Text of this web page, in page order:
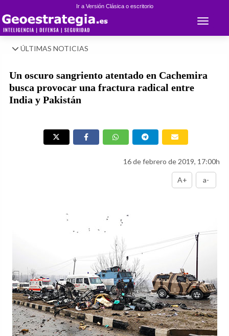
Ir a Versión Clásica o escritorio
Toggle
ÚLTIMAS NOTICIAS
Un oscuro sangriento atentado en Cachemira
busca provocar una fractura radical entre
India y Pakistán
16 de febrero de 2019, 17:00h
A+ a-